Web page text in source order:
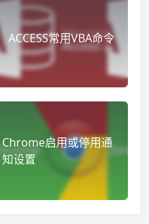
ACCESS常用VBA命令
Chrome启用或停用通
知设置